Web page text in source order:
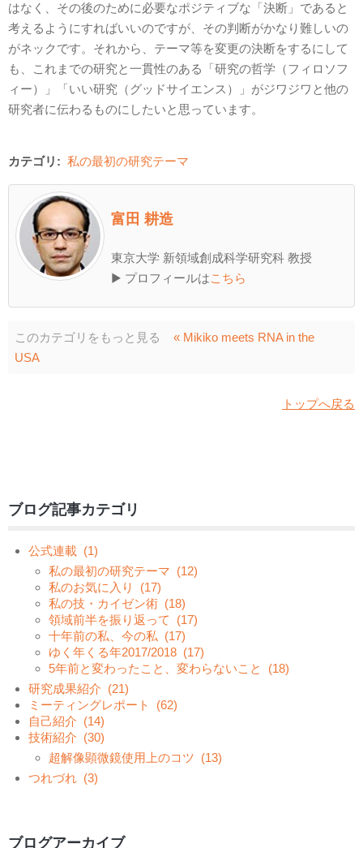
はなく、その後のために必要なポジティブな「決断」であると
考えるようにすればいいのですが、その判断がかなり難しいの
がネックです。それから、テーマ等を変更の決断をするにして
も、これまでの研究と一貫性のある「研究の哲学（フィロソフ
ィー）」「いい研究（グッドサイエンス）」がジワジワと他の
研究者に伝わるものにしたいと思っています。
カテゴリ: 私の最初の研究テーマ
富田 耕造
東京大学 新領域創成科学研究科 教授
▶ プロフィールはこちら
このカテゴリをもっと見る
« Mikiko meets RNA in the
USA
トップへ戻る
ブログ記事カテゴリ
公式連載 (1)
私の最初の研究テーマ (12)
私のお気に入り
(17)
私の技・カイゼン術 (18)
領域前半を振り返って
(17)
十年前の私、今の私 (17)
ゆく年くる年2017/2018 (17)
5年前と変わったこと、変わらないこと
(18)
研究成果紹介 (21)
ミーティングレポート
(62)
自己紹介 (14)
技術紹介 (30)
超解像顕微鏡使用上のコツ (13)
つれづれ (3)
ブログアーカイブ